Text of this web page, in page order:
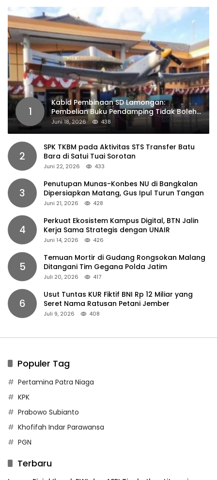
1
Kabid Pembinaan SD Lamongan:
Pembelian Buku Pendamping Tidak Boleh
Dipaksakan
Juni 18, 2026 438
2
SPK TKBM pada Aktivitas STS Transfer Batu
Bara di Satui Tuai Sorotan
Juni 22, 2026 433
3
Penutupan Munas-Konbes NU di Bangkalan
Dipersiapkan Matang, Gus Ipul Turun Tangan
Juni 21, 2026 428
4
Perkuat Ekosistem Kampus Digital, BTN Jalin
Kerja Sama Strategis dengan UNAIR
Juni 14, 2026 426
5
Temuan Mortir di Gudang Rongsokan Malang
Ditangani Tim Gegana Polda Jatim
Juli 20, 2026 417
6
Usut Tuntas KUR Fiktif BNI Rp 12 Miliar yang
Seret Nama Ratusan Petani Jember
Juli 9, 2026 408
Populer Tag
Pertamina Patra Niaga
KPK
Prabowo Subianto
Khofifah Indar Parawansa
PGN
Terbaru